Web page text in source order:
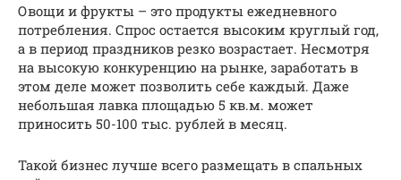
Овощи и фрукты – это продукты ежедневного
потребления. Спрос остается высоким круглый год,
а в период праздников резко возрастает. Несмотря
на высокую конкуренцию на рынке, заработать в
этом деле может позволить себе каждый. Даже
небольшая лавка площадью 5 кв.м. может
приносить 50-100 тыс. рублей в месяц.
Такой бизнес лучше всего размещать в спальных